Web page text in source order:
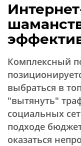
Комплексный
выбраться в
"вытянуть"
социальных
подходе
оказаться